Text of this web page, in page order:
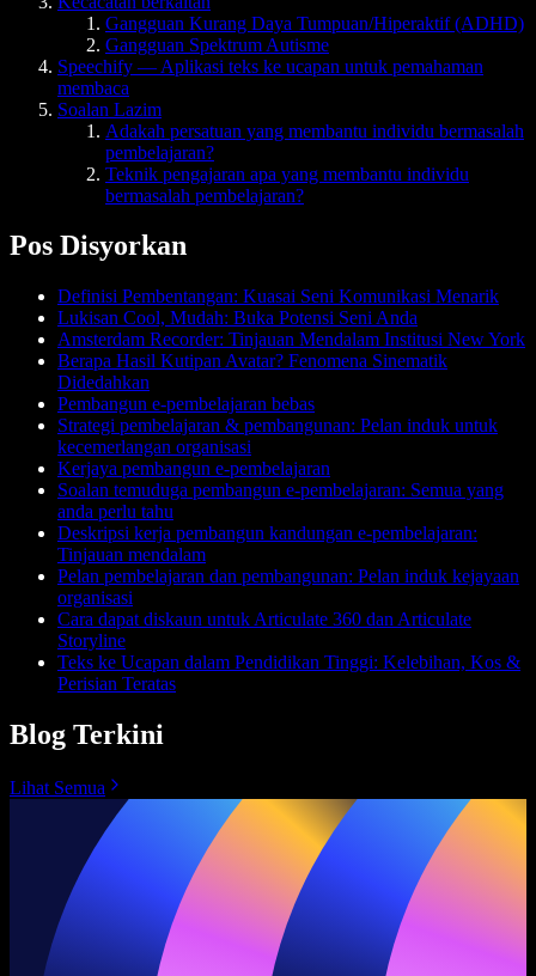
Gangguan Kurang Daya Tumpuan/Hiperaktif (ADHD)
Gangguan Spektrum Autisme
Speechify — Aplikasi teks ke ucapan untuk pemahaman
membaca
Soalan Lazim
Adakah persatuan yang membantu individu bermasalah
pembelajaran?
Teknik pengajaran apa yang membantu individu
bermasalah pembelajaran?
Pos Disyorkan
Definisi Pembentangan: Kuasai Seni Komunikasi Menarik
Lukisan Cool, Mudah: Buka Potensi Seni Anda
Amsterdam Recorder: Tinjauan Mendalam Institusi New York
Berapa Hasil Kutipan Avatar? Fenomena Sinematik
Didedahkan
Pembangun e-pembelajaran bebas
Strategi pembelajaran & pembangunan: Pelan induk untuk
kecemerlangan organisasi
Kerjaya pembangun e-pembelajaran
Soalan temuduga pembangun e-pembelajaran: Semua yang
anda perlu tahu
Deskripsi kerja pembangun kandungan e-pembelajaran:
Tinjauan mendalam
Pelan pembelajaran dan pembangunan: Pelan induk kejayaan
organisasi
Cara dapat diskaun untuk Articulate 360 dan Articulate
Storyline
Teks ke Ucapan dalam Pendidikan Tinggi: Kelebihan, Kos &
Perisian Teratas
Blog Terkini
Lihat Semua